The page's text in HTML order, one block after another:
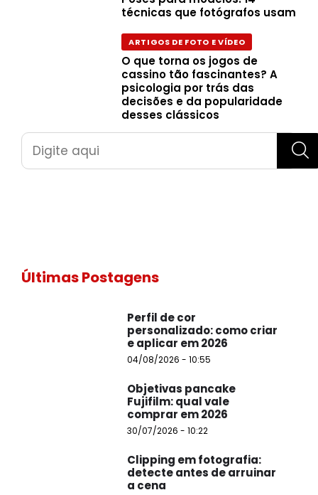
técnicas que fotógrafos usam
ARTIGOS DE FOTO E VÍDEO
O que torna os jogos de
cassino tão fascinantes? A
psicologia por trás das
decisões e da popularidade
desses clássicos
Pesquisar
Últimas Postagens
Perfil de cor
personalizado: como criar
e aplicar em 2026
04/08/2026 - 10:55
Objetivas pancake
Fujifilm: qual vale
comprar em 2026
30/07/2026 - 10:22
Clipping em fotografia:
detecte antes de arruinar
a cena